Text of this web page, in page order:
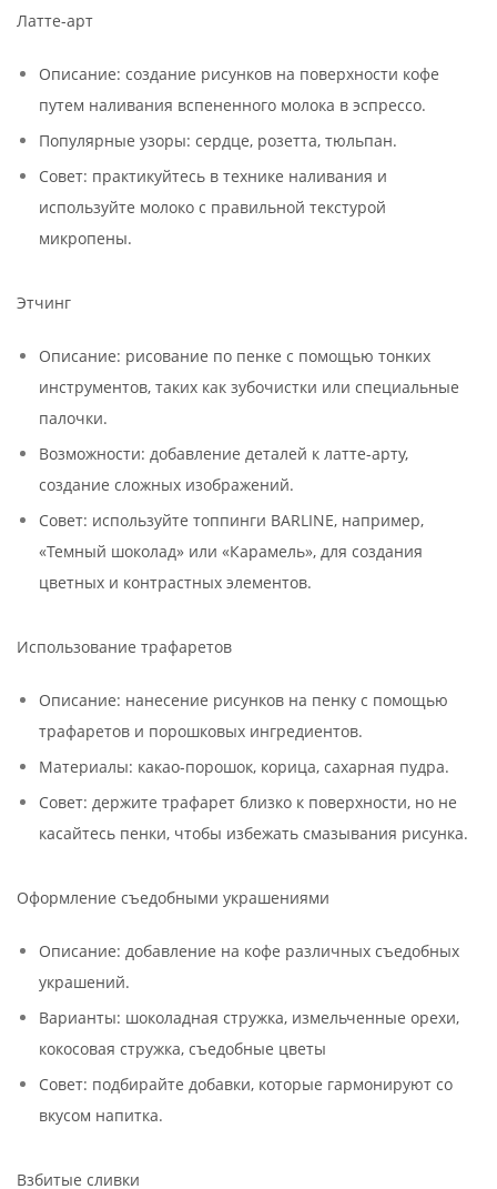
Латте-арт
Описание: создание рисунков на поверхности кофе
путем наливания вспененного молока в эспрессо.
Популярные узоры: сердце, розетта, тюльпан.
Совет: практикуйтесь в технике наливания и
используйте молоко с правильной текстурой
микропены.
Этчинг
Описание: рисование по пенке с помощью тонких
инструментов, таких как зубочистки или специальные
палочки.
Возможности: добавление деталей к латте-арту,
создание сложных изображений.
Совет: используйте топпинги BARLINE, например,
«Темный шоколад» или «Карамель», для создания
цветных и контрастных элементов.
Использование трафаретов
Описание: нанесение рисунков на пенку с помощью
трафаретов и порошковых ингредиентов.
Материалы: какао-порошок, корица, сахарная пудра.
Совет: держите трафарет близко к поверхности, но не
касайтесь пенки, чтобы избежать смазывания рисунка.
Оформление съедобными украшениями
Описание: добавление на кофе различных съедобных
украшений.
Варианты: шоколадная стружка, измельченные орехи,
кокосовая стружка, съедобные цветы
Совет: подбирайте добавки, которые гармонируют со
вкусом напитка.
Взбитые сливки